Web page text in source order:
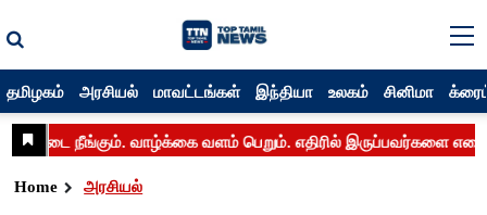
தமிழகம் அரசியல் மாவட்டங்கள் இந்தியா உலகம் சினிமா
Home அரசியல்